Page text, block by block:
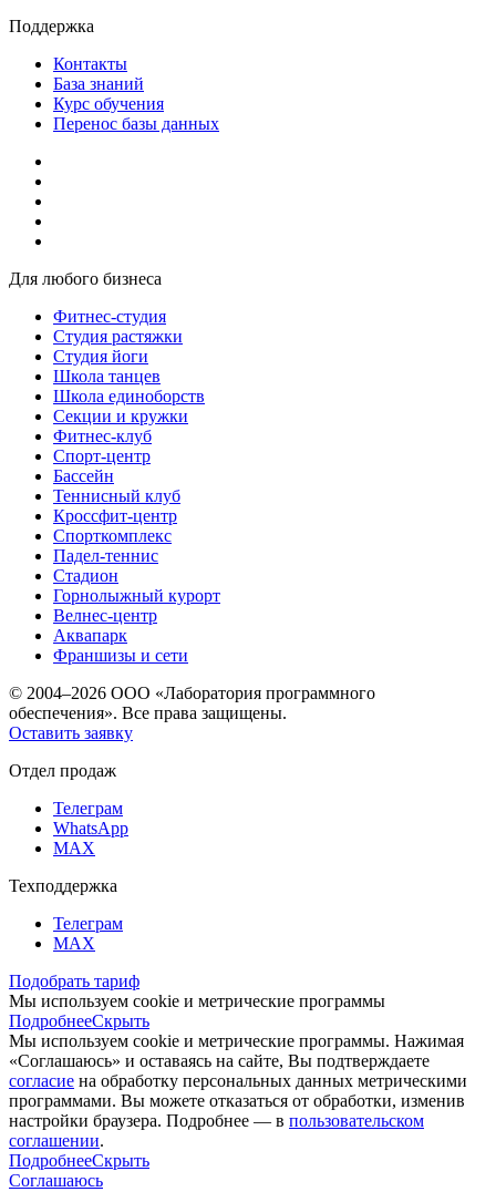
Поддержка
Контакты
База знаний
Курс обучения
Перенос базы данных
Для любого бизнеса
Фитнес-студия
Студия растяжки
Студия йоги
Школа танцев
Школа единоборств
Секции и кружки
Фитнес-клуб
Спорт-центр
Бассейн
Теннисный клуб
Кроссфит-центр
Спорткомплекс
Падел-теннис
Стадион
Горнолыжный курорт
Велнес-центр
Аквапарк
Франшизы и сети
© 2004–2026 ООО «Лаборатория программного
обеспечения». Все права защищены.
Оставить заявку
Отдел продаж
Телеграм
WhatsApp
MAX
Техподдержка
Телеграм
MAX
Подобрать тариф
Мы используем cookie и метрические программы
ПодробнееСкрыть
Мы используем cookie и метрические программы. Нажимая
«Соглашаюсь» и оставаясь на сайте, Вы подтверждаете
согласие на обработку персональных данных метрическими
программами. Вы можете отказаться от обработки, изменив
настройки браузера. Подробнее — в пользовательском
соглашении.
ПодробнееСкрыть
Соглашаюсь